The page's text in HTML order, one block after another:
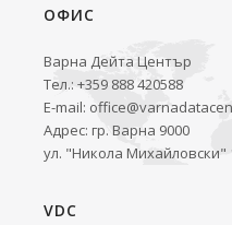
ОФИС
Варна Дейта Център
Тел.: +359 888 420588
E-mail:
Адрес: гр. Варна 9000
ул. "Никола Михайловски"
VDC